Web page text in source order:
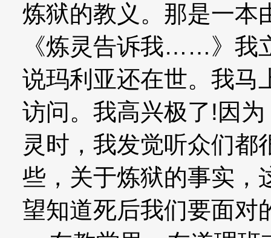
炼狱的教义。那是一本
《炼灵告诉我……》我
说玛利亚还在世。我马
访问。我高兴极了!因
灵时，我发觉听众们都
些，关于炼狱的事实，
望知道死后我们要面对